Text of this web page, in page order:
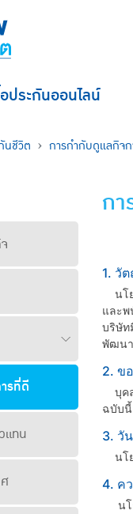
ประกันออนไลน์
นชีวิต การกำกับดูแลกิจ
รที่ดี
แทน
ก
1. วั
นโย
และพ
บริษัท
พัฒนา
2. ข
บุคล
ฉบับนี้
3. วั
นโย
4. ค
นโย